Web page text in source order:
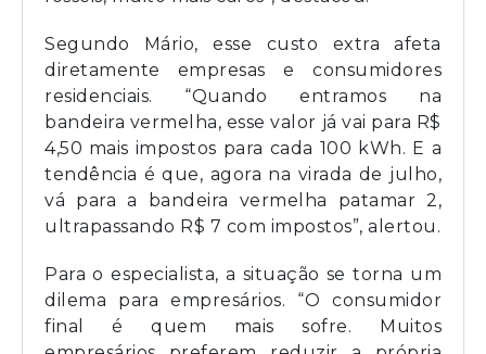
Segundo Mário, esse custo extra afeta
diretamente empresas e consumidores
residenciais. “Quando entramos na
bandeira vermelha, esse valor já vai para R$
4,50 mais impostos para cada 100 kWh. E a
tendência é que, agora na virada de julho,
vá para a bandeira vermelha patamar 2,
ultrapassando R$ 7 com impostos”, alertou.
Para o especialista, a situação se torna um
dilema para empresários. “O consumidor
final é quem mais sofre. Muitos